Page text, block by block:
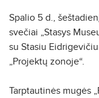
Spalio 5 d.,
svečiai „Stasys
su Stasiu
„Projektų zonoje“.
Tarptautinės mugės